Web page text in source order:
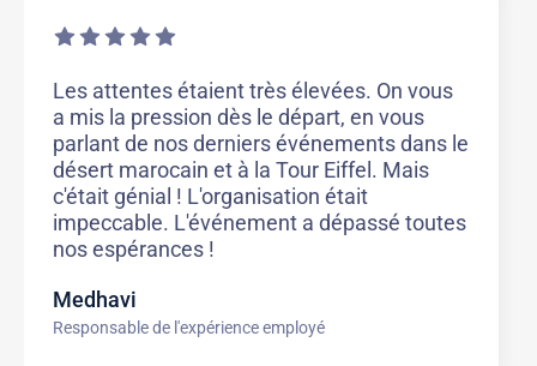
Les attentes étaient très élevées. On vous
a mis la pression dès le départ, en vous
parlant de nos derniers événements dans le
désert marocain et à la Tour Eiffel. Mais
c'était génial ! L'organisation était
impeccable. L'événement a dépassé toutes
nos espérances !
Medhavi
Responsable de l'expérience employé